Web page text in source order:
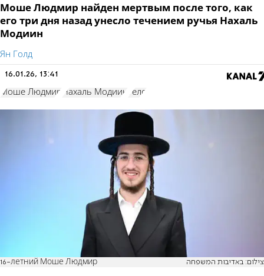
Моше Людмир найден мертвым после того, как
его три дня назад унесло течением ручья Нахаль
Модиин
Ян Голд
16.01.26, 13:41
Моше Людмир Нахаль Модиин тело
16-летний Моше Людмир צילום: באדיבות המשפחה